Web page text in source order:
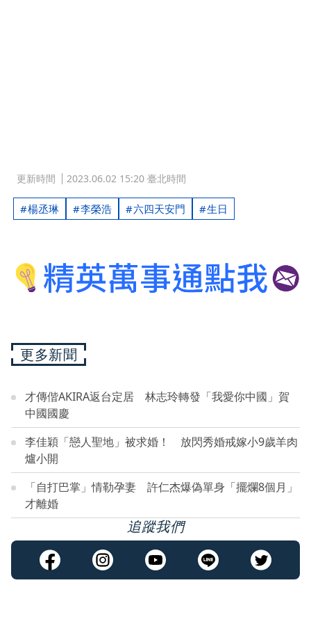
更新時間 2023.06.02 15:20 臺北時間
楊丞琳 李榮浩 六四天安門 生日
更多新聞
才傳偕AKIRA返台定居 林志玲轉發「我愛你中國」賀
中國國慶
李佳穎「戀人聖地」被求婚！ 放閃秀婚戒嫁小9歲羊肉
爐小開
「自打巴掌」情勒孕妻 許仁杰爆偽單身「擺爛8個月」
才離婚
追蹤我們